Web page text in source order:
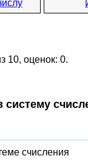
10, оценок: 0.
счисления